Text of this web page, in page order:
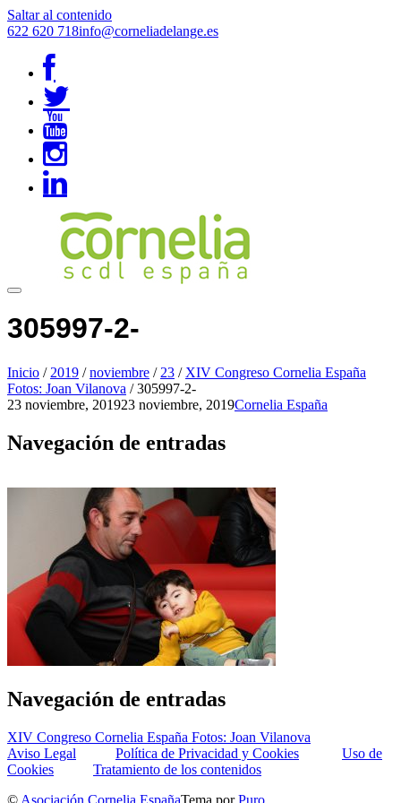
Saltar al contenido
622 620 718info@corneliadelange.es
305997-2-
Inicio / 2019 / noviembre / 23 / XIV Congreso Cornelia España
Fotos: Joan Vilanova / 305997-2-
23 noviembre, 201923 noviembre, 2019Cornelia España
Navegación de entradas
Navegación de entradas
XIV Congreso Cornelia España Fotos: Joan Vilanova
Aviso Legal
Política de Privacidad y Cookies
Uso de
Cookies
Tratamiento de los contenidos
© Asociación Cornelia EspañaTema porPuro